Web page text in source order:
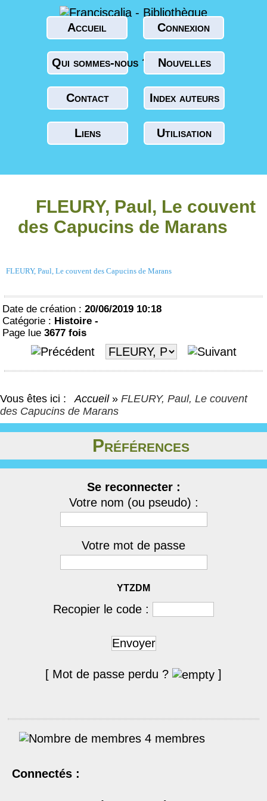
Accueil Connexion
Qui sommes-nous ? Nouvelles
Contact Index auteurs
Liens Utilisation
FLEURY, Paul, Le couvent
des Capucins de Marans
FLEURY, Paul, Le couvent des Capucins de Marans
Date de création : 20/06/2019 10:18
Catégorie : Histoire -
Page lue 3677 fois
Vous êtes ici : Accueil » FLEURY, Paul, Le couvent
des Capucins de Marans
Préférences
Se reconnecter :
Votre nom (ou pseudo) :
Votre mot de passe
YTZDM
Recopier le code :
Envoyer
[ Mot de passe perdu ? ]
4 membres
Connectés :